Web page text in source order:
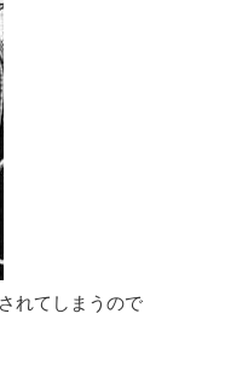
れてしまうので